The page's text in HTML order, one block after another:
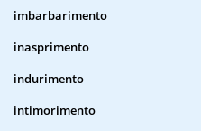
imbarbarimento
inasprimento
indurimento
intimorimento